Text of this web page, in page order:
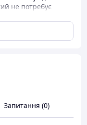
не потребує
потребує
кави
Запитання (0)